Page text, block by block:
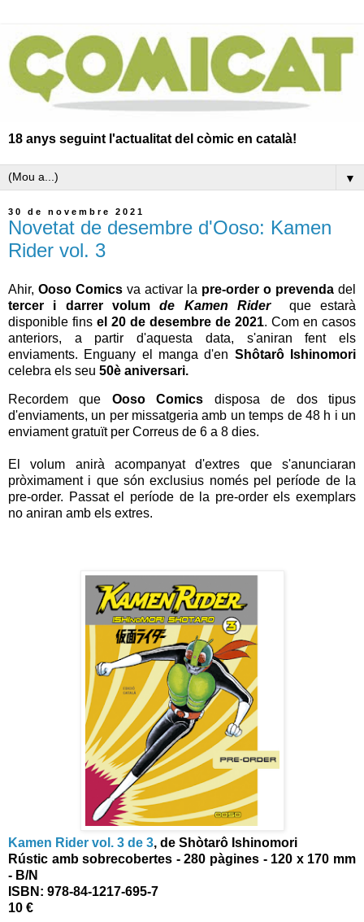
18 anys seguint l'actualitat del còmic en català!
▼
30 de novembre 2021
Novetat de desembre d'Ooso: Kamen
Rider vol. 3
Ahir, Ooso Comics va activar la pre-order o prevenda del
tercer i darrer volum de Kamen Rider
que estarà
disponible fins el 20 de desembre de 2021. Com en casos
anteriors, a partir d'aquesta data, s'aniran fent els
enviaments. Enguany el manga d'en Shôtarô Ishinomori
celebra els seu 50è aniversari.
Recordem que Ooso Comics disposa de dos tipus
d'enviaments, un per missatgeria amb un temps de 48 h i un
enviament gratuït per Correus de 6 a 8 dies.
El volum anirà acompanyat d'extres que s'anunciaran
pròximament i que són exclusius només pel període de la
pre-order. Passat el període de la pre-order els exemplars
no aniran amb els extres.
Kamen Rider vol. 3 de 3, de Shòtarô Ishinomori
Rústic amb sobrecobertes - 280 pàgines - 120 x 170 mm
- B/N
ISBN: 978-84-1217-695-7
10 €